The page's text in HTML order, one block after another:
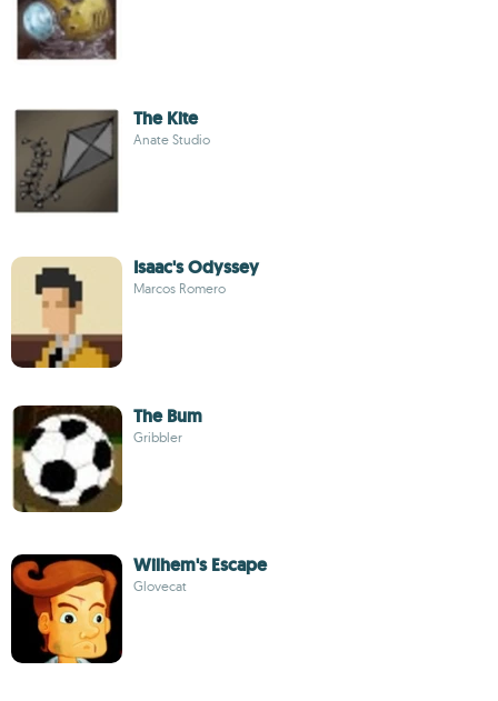
The Kite
Anate Studio
Isaac's Odyssey
Marcos Romero
The Bum
Gribbler
Wilhem's Escape
Glovecat